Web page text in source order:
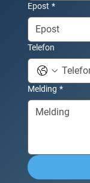
Epost *
Telefon
Melding *